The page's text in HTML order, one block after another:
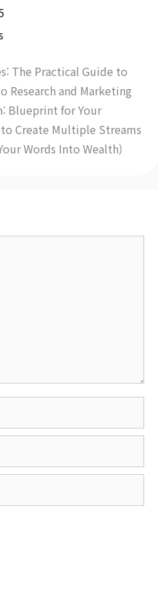
The Practical Guide to
Research and Marketing
Blueprint for Your
Create Multiple Streams
Words Into Wealth)